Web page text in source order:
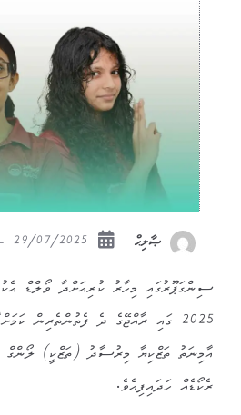
ޞާލިޙް
ސިންގަޕޫރުގައި މިހާރު ކުރިއަށްދާ ވޯލްޑް
2025 ގައި ރާއްޖޭގެ ދެ ފެތުންތެރިން
އާމިނަތު ތަޒްކިޔާ މިރުސާދު (ތަޒްކީ)
ރެކޯޑެއް ހަދައިފިއެވެ.